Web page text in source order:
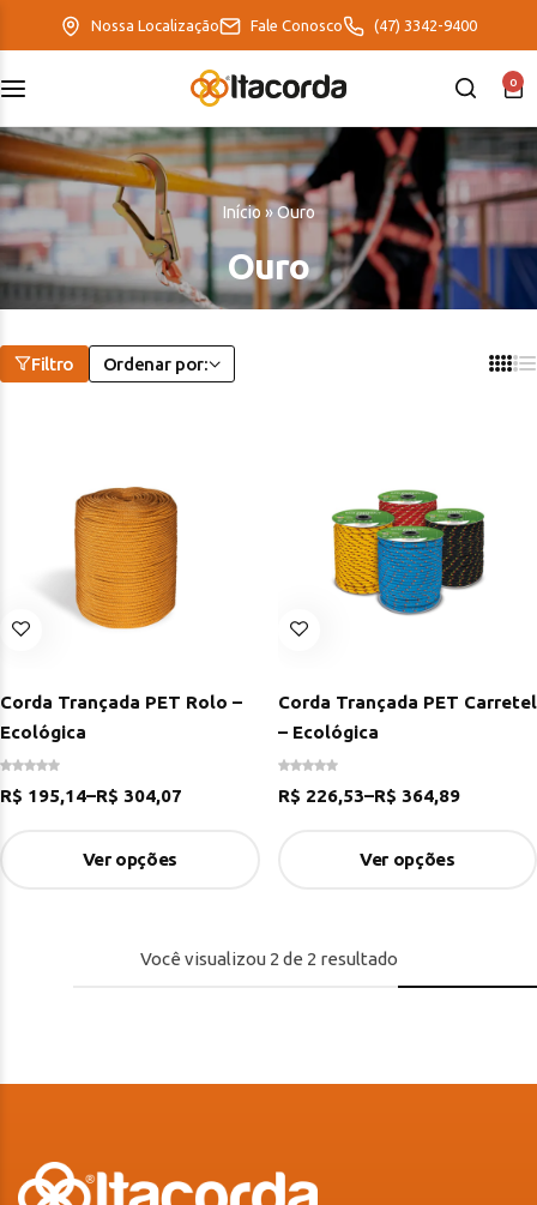
Nossa Localização Fale Conosco (47) 3342-9400
0
Início »Ouro
Ouro
Filtro Ordenar por:
Corda Trançada PET Rolo –
Ecológica
R$ 195,14–R$ 304,07
Ver opções
Corda Trançada PET Carretel
– Ecológica
R$ 226,53–R$ 364,89
Ver opções
Você visualizou 2 de 2 resultado
EcoFriendly
ItaMaxx